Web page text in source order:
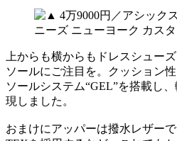
上からも横からもドレスシュー
ソールにご注目を。クッション
ソールシステム“GEL”を搭載し
現しました。
おまけにアッパーは撥水レザー